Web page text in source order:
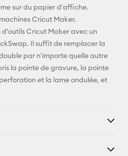
sur du papier d'affiche.
Cricut Maker.
d'outils Cricut Maker avec un
Il suffit de remplacer la
par n'importe quelle autre
la pointe de gravure, la pointe
et la lame ondulée, et